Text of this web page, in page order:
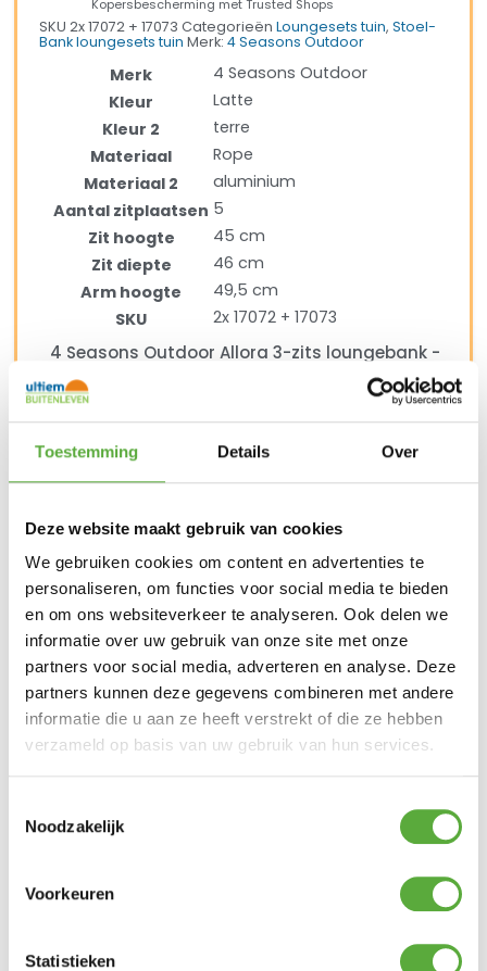
Toestemming Details Over
Deze website maakt gebruik van cookies
We gebruiken cookies om content en advertenties te
personaliseren, om functies voor social media te bieden
en om ons websiteverkeer te analyseren. Ook delen we
informatie over uw gebruik van onze site met onze
partners voor social media, adverteren en analyse. Deze
partners kunnen deze gegevens combineren met andere
informatie die u aan ze heeft verstrekt of die ze hebben
verzameld op basis van uw gebruik van hun services.
Noodzakelijk
Voorkeuren
Statistieken
Kopersbescherming met Trusted Shops
SKU2x 17072 + 17073Categorieën Loungesets tuin,Stoel-
Bank loungesets tuin Merk:4 Seasons Outdoor
Merk
4 Seasons Outdoor
Kleur
Latte
Kleur 2
terre
Materiaal
Rope
Materiaal 2
aluminium
Aantal zitplaatsen 5
Zit hoogte
45 cm
Zit diepte
46 cm
Arm hoogte
49,5 cm
SKU
2x 17072 + 17073
4 Seasons Outdoor Allora 3-zits loungebank -
Kleur
Materiaal 2 aluminium
Diepte
80 cm
Zit hoogte
45 cm
Zit diepte
46 cm
SKU
17073
EAN
8720087021454
BIJPASSENDE ACCESSOIRES EN ALTERNATIEVE